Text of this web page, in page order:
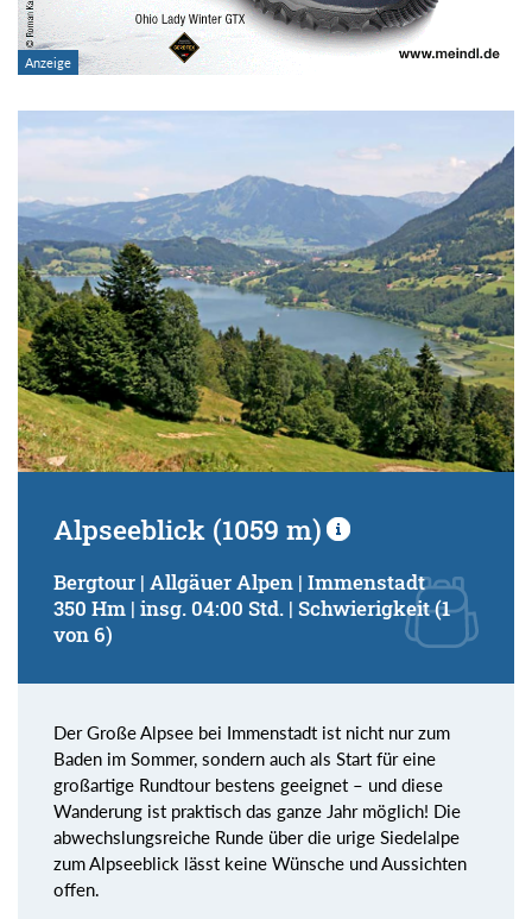
Alpseeblick (1059 m)
Bergtour | Allgäuer Alpen | Immenstadt
350 Hm | insg. 04:00 Std. | Schwierigkeit (1
von 6)
Der Große Alpsee bei Immenstadt ist nicht nur zum
Baden im Sommer, sondern auch als Start für eine
großartige Rundtour bestens geeignet – und diese
Wanderung ist praktisch das ganze Jahr möglich! Die
abwechslungsreiche Runde über die urige Siedelalpe
zum Alpseeblick lässt keine Wünsche und Aussichten
offen.